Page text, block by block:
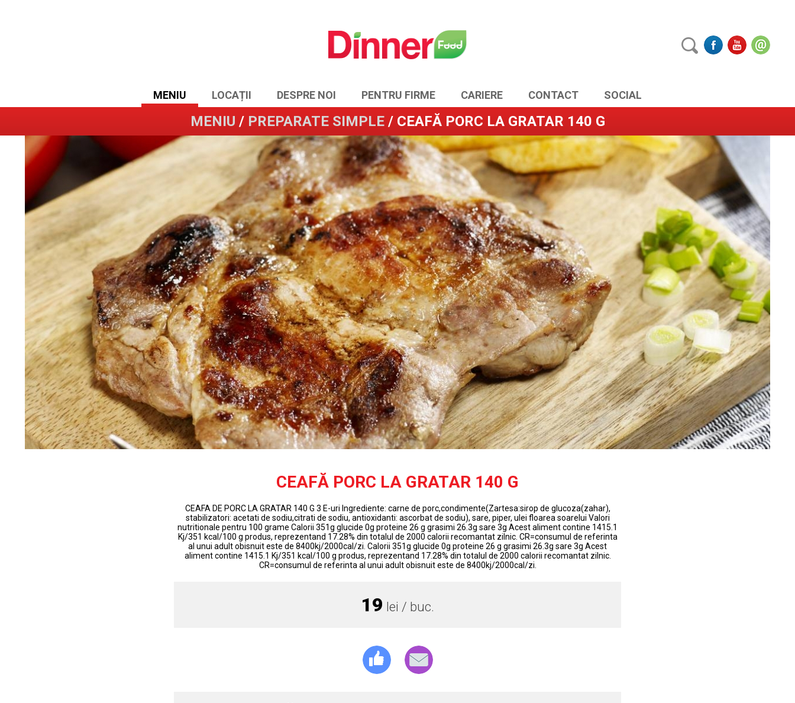
MENIU LOCAȚII DESPRE NOI PENTRU FIRME CARIERE CONTACT SOCIAL
MENIU / PREPARATE SIMPLE/ CEAFĂ PORC LA GRATAR 140 G
CEAFĂ PORC LA GRATAR 140 G
CEAFA DE PORC LA GRATAR 140 G 3 E-uri Ingrediente: carne de porc,condimente(Zartesa:sirop de glucoza(zahar),
stabilizatori: acetati de sodiu,citrati de sodiu, antioxidanti: ascorbat de sodiu), sare, piper, ulei floarea soarelui Valori
nutritionale pentru 100 grame Calorii 351g glucide 0g proteine 26 g grasimi 26.3g sare 3g Acest aliment contine 1415.1
Kj/351 kcal/100 g produs, reprezentand 17.28% din totalul de 2000 calorii recomantat zilnic. CR=consumul de referinta
al unui adult obisnuit este de 8400kj/2000cal/zi. Calorii 351g glucide 0g proteine 26 g grasimi 26.3g sare 3g Acest
aliment contine 1415.1 Kj/351 kcal/100 g produs, reprezentand 17.28% din totalul de 2000 calorii recomantat zilnic.
CR=consumul de referinta al unui adult obisnuit este de 8400kj/2000cal/zi.
19 lei / buc.